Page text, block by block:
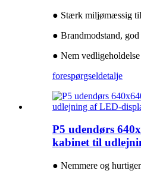
● Stærk miljømæssig
● Brandmodstand,
● Nem
forespørgseldetalje
P5 udendørs
kabinet til
● Nemmere og